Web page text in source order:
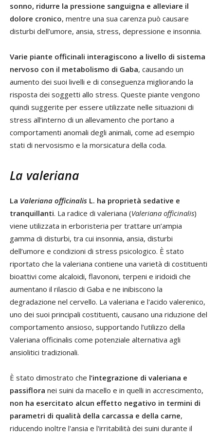
sonno, ridurre la pressione sanguigna e alleviare il
dolore cronico, mentre una sua carenza può causare
disturbi dell’umore, ansia, stress, depressione e insonnia.
Varie piante officinali interagiscono a livello di sistema
nervoso con il metabolismo di Gaba, causando un
aumento dei suoi livelli e di conseguenza migliorando la
risposta dei soggetti allo stress. Queste piante vengono
quindi suggerite per essere utilizzate nelle situazioni di
stress all’interno di un allevamento che portano a
comportamenti anomali degli animali, come ad esempio
stati di nervosismo e la morsicatura della coda.
La valeriana
La Valeriana officinalis L. ha proprietà sedative e
tranquillanti. La radice di valeriana (Valeriana officinalis)
viene utilizzata in erboristeria per trattare un’ampia
gamma di disturbi, tra cui insonnia, ansia, disturbi
dell’umore e condizioni di stress psicologico. È stato
riportato che la valeriana contiene una varietà di costituenti
bioattivi come alcaloidi, flavononi, terpeni e iridoidi che
aumentano il rilascio di Gaba e ne inibiscono la
degradazione nel cervello. La valeriana e l'acido valerenico,
uno dei suoi principali costituenti, causano una riduzione del
comportamento ansioso, supportando l’utilizzo della
Valeriana officinalis come potenziale alternativa agli
ansiolitici tradizionali.
È stato dimostrato che l’integrazione di valeriana e
passiflora nei suini da macello e in quelli in accrescimento,
non ha esercitato alcun effetto negativo in termini di
parametri di qualità della carcassa e della carne,
riducendo inoltre l'ansia e l'irritabilità dei suini durante il